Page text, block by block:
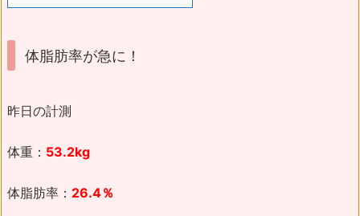
体脂肪率が急に！
昨日の計測
体重： 53.2kg
体脂肪率： 26.4％